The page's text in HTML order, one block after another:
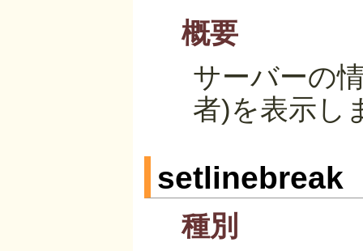
概要
サーバーの
者)を表示し
setlinebreak
種別